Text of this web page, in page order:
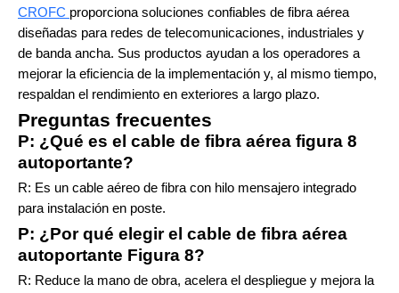
CROFC proporciona soluciones confiables de fibra aérea
diseñadas para redes de telecomunicaciones, industriales y
de banda ancha. Sus productos ayudan a los operadores a
mejorar la eficiencia de la implementación y, al mismo tiempo,
respaldan el rendimiento en exteriores a largo plazo.
Preguntas frecuentes
P: ¿Qué es el cable de fibra aérea figura 8
autoportante?
R: Es un cable aéreo de fibra con hilo mensajero integrado
para instalación en poste.
P: ¿Por qué elegir el cable de fibra aérea
autoportante Figura 8?
R: Reduce la mano de obra, acelera el despliegue y mejora la